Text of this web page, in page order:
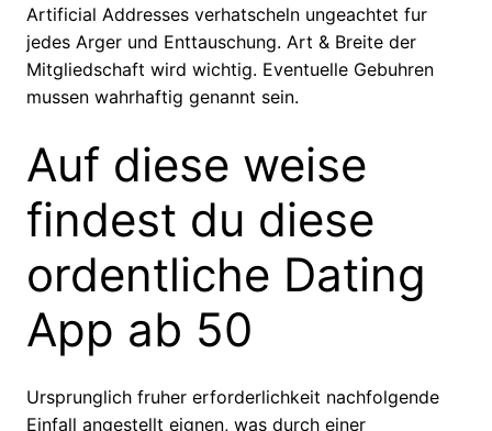
Artificial Addresses verhatscheln ungeachtet fur
jedes Arger und Enttauschung. Art & Breite der
Mitgliedschaft wird wichtig. Eventuelle Gebuhren
mussen wahrhaftig genannt sein.
Auf diese weise
findest du diese
ordentliche Dating
App ab 50
Ursprunglich fruher erforderlichkeit nachfolgende
Einfall angestellt eignen, was durch einer